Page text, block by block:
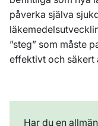
påverka själva
”steg” som måste
effektivt och säkert
Har du en